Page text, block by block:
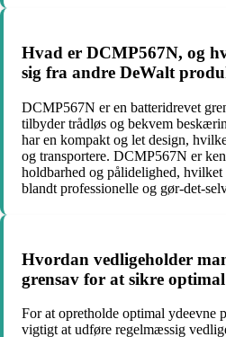
Hvad er DCMP567N, og
sig fra andre DeWalt
DCMP567N er en batteridrevet
tilbyder trådløs og bekvem
har en kompakt og let design,
og transportere. DCMP567N er
holdbarhed og pålidelighed,
blandt professionelle og gør-det-
Hvordan vedligeholder
grensav for at sikre optimal
For at opretholde optimal ydeevne
vigtigt at udføre regelmæssig